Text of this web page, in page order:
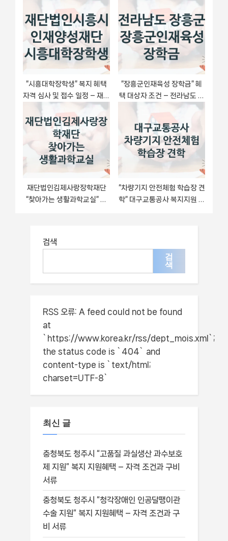
신청 자격 조건과 구비 서류
“시흥대학장학생” 복지 혜택
자격 심사 및 접수 일정 – 재단
법인시흥시인재양성재단 지
원 정책
“장흥군인재육성 장학금” 혜
택 대상자 조건 – 전라남도 장
흥군 복지정책 요건 및 혜택 안
재단법인김제사랑장학재단
“찾아가는 생활과학교실” 신
“차량기지 안전체험 학습장 견
학” 대구교통공사 복지지원 혜
검색
검
색
RSS 오류: A feed could not be found
at
`https://www.korea.kr/rss/dept_mois.xml`;
the status code is `404` and
content-type is `text/html;
charset=UTF-8`
최신 글
충청북도 청주시 “고품질 과실생산 과수보호
제 지원” 복지 지원혜택 – 자격 조건과 구비
서류
충청북도 청주시 “청각장애인 인공달팽이관
수술 지원” 복지 지원혜택 – 자격 조건과 구
비 서류